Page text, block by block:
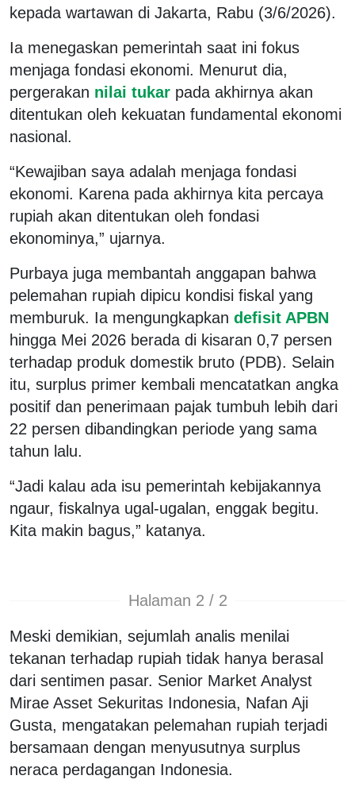
kepada wartawan di Jakarta, Rabu (3/6/2026).
Ia menegaskan pemerintah saat ini fokus
menjaga fondasi ekonomi. Menurut dia,
pergerakan nilai tukar pada akhirnya akan
ditentukan oleh kekuatan fundamental ekonomi
nasional.
“Kewajiban saya adalah menjaga fondasi
ekonomi. Karena pada akhirnya kita percaya
rupiah akan ditentukan oleh fondasi
ekonominya,” ujarnya.
Purbaya juga membantah anggapan bahwa
pelemahan rupiah dipicu kondisi fiskal yang
memburuk. Ia mengungkapkan defisit APBN
hingga Mei 2026 berada di kisaran 0,7 persen
terhadap produk domestik bruto (PDB). Selain
itu, surplus primer kembali mencatatkan angka
positif dan penerimaan pajak tumbuh lebih dari
22 persen dibandingkan periode yang sama
tahun lalu.
“Jadi kalau ada isu pemerintah kebijakannya
ngaur, fiskalnya ugal-ugalan, enggak begitu.
Kita makin bagus,” katanya.
Halaman 2 / 2
Meski demikian, sejumlah analis menilai
tekanan terhadap rupiah tidak hanya berasal
dari sentimen pasar. Senior Market Analyst
Mirae Asset Sekuritas Indonesia, Nafan Aji
Gusta, mengatakan pelemahan rupiah terjadi
bersamaan dengan menyusutnya surplus
neraca perdagangan Indonesia.